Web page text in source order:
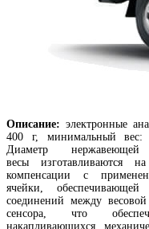
Описание: электронные
400 г, минимальный вес:
Диаметр
весы изготавливаются
компенсации с
ячейки,
соединений между
сенсора, что
накапливающихся